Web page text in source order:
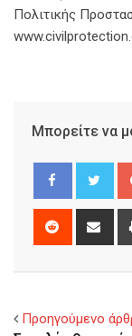
Πολιτικής
Μπορείτε να
Reddit
Προηγούμενο